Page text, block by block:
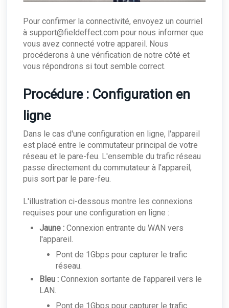
Pour confirmer la connectivité, envoyez un courriel
à support@fieldeffect.com pour nous informer que
vous avez connecté votre appareil. Nous
procéderons à une vérification de notre côté et
vous répondrons si tout semble correct.
Procédure : Configuration en
ligne
Dans le cas d'une configuration en ligne, l'appareil
est placé entre le commutateur principal de votre
réseau et le pare-feu. L'ensemble du trafic réseau
passe directement du commutateur à l'appareil,
puis sort par le pare-feu.
L'illustration ci-dessous montre les connexions
requises pour une configuration en ligne :
Jaune : Connexion entrante du WAN vers
l'appareil.
Pont de 1Gbps pour capturer le trafic
réseau.
Bleu : Connexion sortante de l'appareil vers le
LAN.
Pont de 1Gbps pour capturer le trafic